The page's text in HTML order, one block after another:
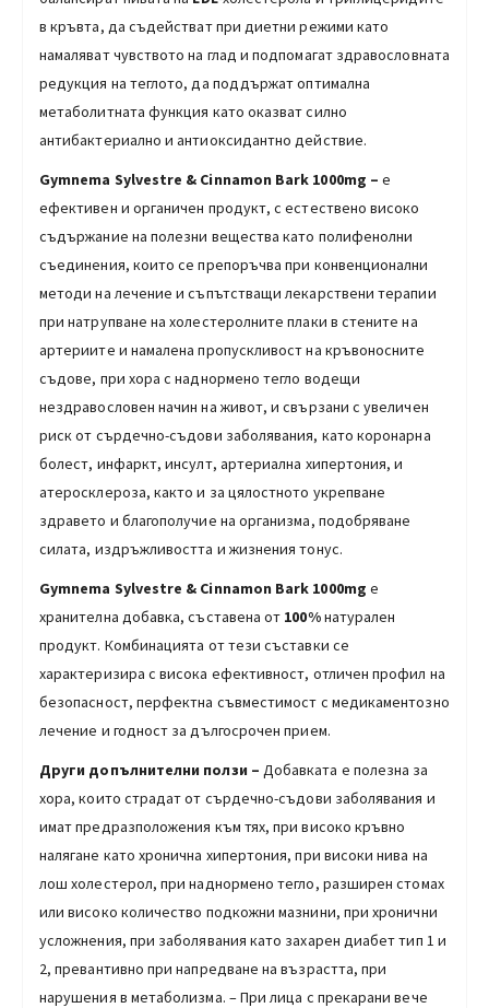
в кръвта, да съдействат при диетни режими като
намаляват чувството на глад и подпомагат здравословната
редукция на теглото, да поддържат оптимална
метаболитната функция като оказват силно
антибактериално и антиоксидантно действие.
Gymnema Sylvestre & Cinnamon Bark 1000mg –е
ефективен и органичен продукт, с естествено високо
съдържание на полезни вещества като полифенолни
съединения, които се препоръчва при конвенционални
методи на лечение и съпътстващи лекарствени терапии
при натрупване на холестеролните плаки в стените на
артериите и намалена пропускливост на кръвоносните
съдове, при хора с наднормено тегло водещи
нездравословен начин на живот, и свързани с увеличен
риск от сърдечно-съдови заболявания, като коронарна
болест, инфаркт, инсулт, артериална хипертония, и
атеросклероза, както и за цялостното укрепване
здравето и благополучие на организма, подобряване
силата, издръжливостта и жизнения тонус.
Gymnema Sylvestre & Cinnamon Bark 1000mg е
хранителна добавка, съставена от 100%натурален
продукт. Комбинацията от тези съставки се
характеризира с висока ефективност, отличен профил на
безопасност, перфектна съвместимост с медикаментозно
лечение и годност за дългосрочен прием.
Други допълнителни ползи – Добавката е полезна за
хора, които страдат от сърдечно-съдови заболявания и
имат предразположения към тях, при високо кръвно
налягане като хронична хипертония, при високи нива на
лош холестерол, при наднормено тегло, разширен стомах
или високо количество подкожни мазнини, при хронични
усложнения, при заболявания като захарен диабет тип 1 и
2, превантивно при напредване на възрастта, при
нарушения в метаболизма. – При лица с прекарани вече